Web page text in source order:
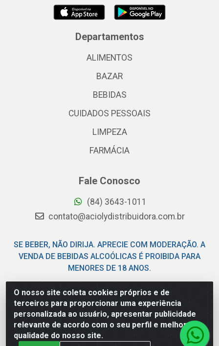
O nosso site coleta cookies próprios e de
terceiros para proporcionar uma experiência
personalizada ao usuário, apresentar publicidade
relevante de acordo com o seu perfil e melhorar a
qualidade do nosso site.
Departamentos
ALIMENTOS
BAZAR
BEBIDAS
CUIDADOS PESSOAIS
LIMPEZA
FARMÁCIA
Fale Conosco
(84) 3643-1011
contato@aciolydistribuidora.com.br
SE BEBER, NÃO DIRIJA. APRECIE COM MODERAÇÃO. A
VENDA DE BEBIDAS ALCOÓLICAS É PROIBIDA PARA
MENORES DE 18 ANOS.
Acioly Distribuidora - Av Piloto Pereira Tim - Parque de
Exposições - Parnamirim/RN - CEP 59146-480 - CNPJ
06.029.901/0001-92